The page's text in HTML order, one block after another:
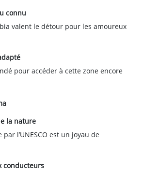
connu
valent le détour pour les amoureux
pour accéder à cette zone encore
la nature
l’UNESCO est un joyau de
conducteurs